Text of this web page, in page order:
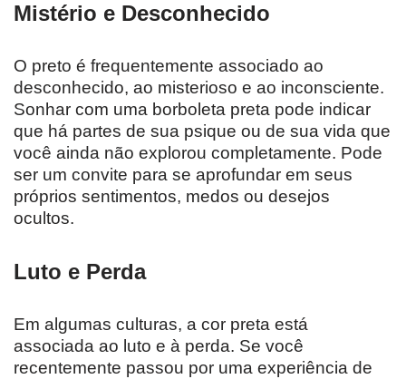
Mistério e Desconhecido
O preto é frequentemente associado ao
desconhecido, ao misterioso e ao inconsciente.
Sonhar com uma borboleta preta pode indicar
que há partes de sua psique ou de sua vida que
você ainda não explorou completamente. Pode
ser um convite para se aprofundar em seus
próprios sentimentos, medos ou desejos
ocultos.
Luto e Perda
Em algumas culturas, a cor preta está
associada ao luto e à perda. Se você
recentemente passou por uma experiência de